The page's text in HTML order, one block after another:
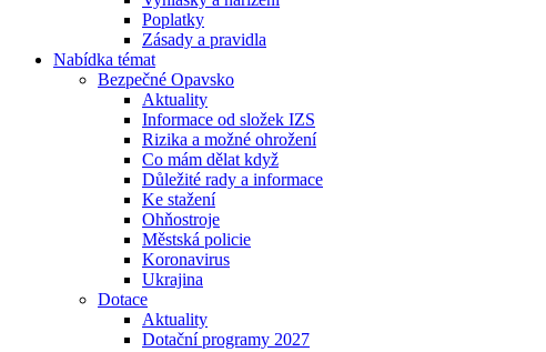
Poplatky
Zásady a pravidla
Nabídka témat
Bezpečné Opavsko
Aktuality
Informace od složek IZS
Rizika a možné ohrožení
Co mám dělat když
Důležité rady a informace
Ke stažení
Ohňostroje
Městská policie
Koronavirus
Ukrajina
Dotace
Aktuality
Dotační programy 2027